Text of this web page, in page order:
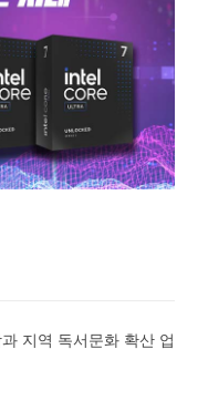
지역 독서문화 확산 업